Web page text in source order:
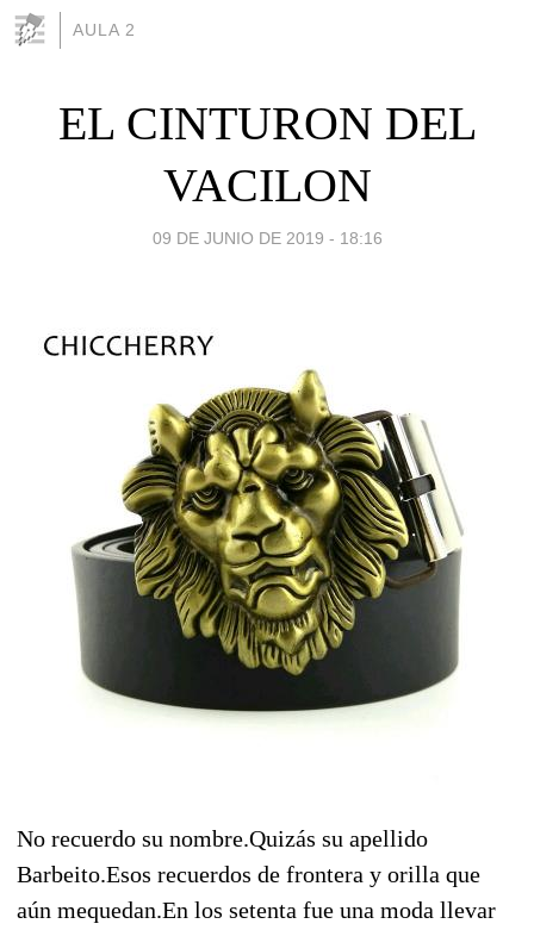
AULA 2
EL CINTURON DEL
VACILON
09 DE JUNIO DE 2019 - 18:16
No recuerdo su nombre.Quizás su apellido
Barbeito.Esos recuerdos de frontera y orilla que
aún mequedan.En los setenta fue una moda llevar